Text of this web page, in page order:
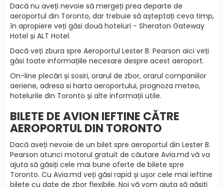
Dacă nu aveți nevoie să mergeți prea departe de
aeroportul din Toronto, dar trebuie să așteptați ceva timp,
în apropiere veți găsi două hoteluri - Sheraton Gateway
Hotel și ALT Hotel.
Dacă veți zbura spre Aeroportul Lester B. Pearson aici veți
găsi toate informațiile necesare despre acest aeroport.
On-line plecări și sosiri, orarul de zbor, orarul companiilor
aeriene, adresa si harta aeroportului, prognoza meteo,
hotelurile din Toronto și alte informații utile.
BILETE DE AVION IEFTINE CĂTRE
AEROPORTUL DIN TORONTO
Dacă aveți nevoie de un bilet spre aeroportul din Lester B.
Pearson atunci motorul gratuit de căutare Avia.md vă va
ajuta să găsiți cele mai bune oferte de bilete spre
Toronto. Cu Avia.md veți găsi rapid și ușor cele mai ieftine
bilete cu date de zbor flexibile. Noi vă vom ajuta să găsiți